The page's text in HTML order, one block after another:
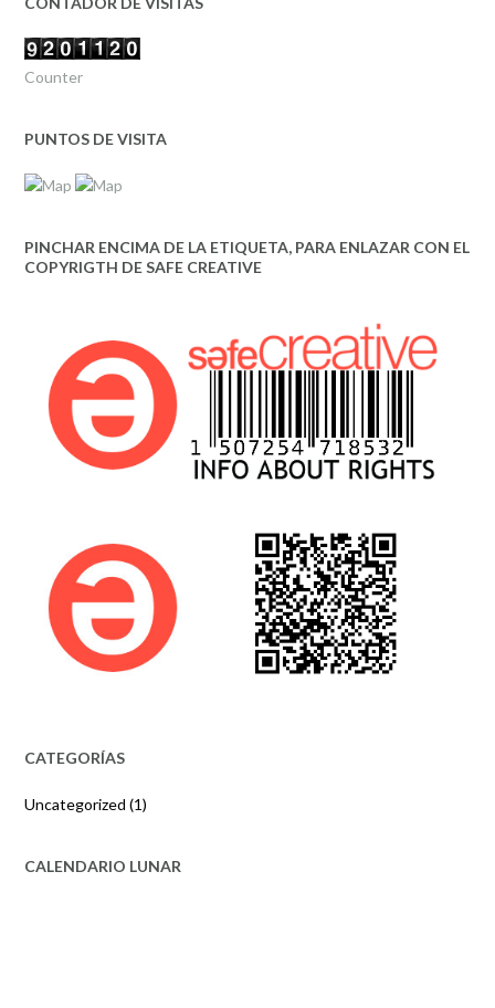
Counter
PUNTOS DE VISITA
PINCHAR ENCIMA DE LA ETIQUETA, PARA ENLAZAR CON EL
COPYRIGTH DE SAFE CREATIVE
CATEGORÍAS
Uncategorized (1)
CALENDARIO LUNAR